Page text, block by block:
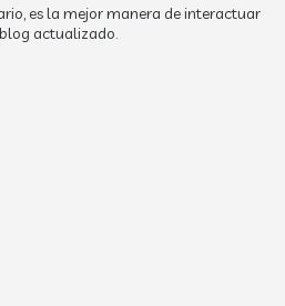
es la mejor manera de interactuar
actualizado.